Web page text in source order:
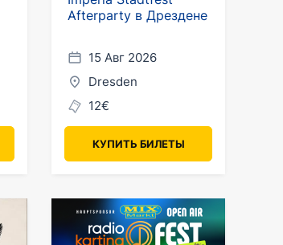
Afterparty в Дрездене
15 Авг 2026
Dresden
12€
КУПИТЬ БИЛЕТЫ